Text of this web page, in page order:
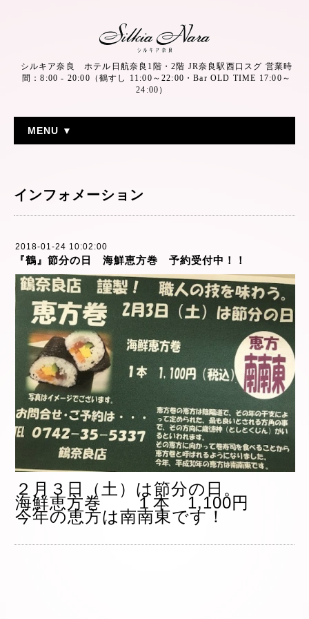
シルキア奈良 ホテル日航奈良1階・2階 JR奈良駅西口スグ 営業時
間：8:00 - 20:00（鶴すし 11:00～22:00・Bar OLD TIME 17:00～
24:00）
MENU ▼
インフォメーション
2018-01-24 10:02:00
『鶴』節分の日 海鮮恵方巻 予約受付中！！
２月３日（土）は節分の日。
海鮮恵方巻 １本 1,100円
今年の恵方は南南東です！